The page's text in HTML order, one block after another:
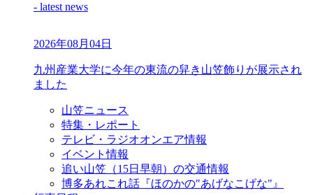
- latest news
2026年08月04日
九州産業大学に今年の東流の舁き山笠飾りが展示され
ました
山笠ニュース
特集・レポート
テレビ・ラジオオンエア情報
イベント情報
追い山笠（15日早朝）の交通情報
博多あれこれ話『ほのかの"あげなこげな"』